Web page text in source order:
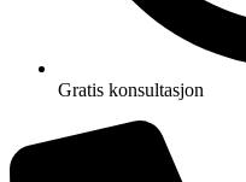
Gratis konsultasjon